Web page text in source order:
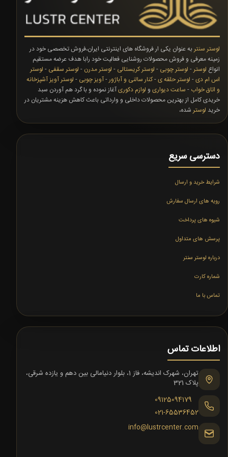
لوستر سنتر به عنوان یکی ار فروشگاه های اینترنتی ایران،فروش تخصصی خود در
زمینه معرفی و فروش محصولات روشنایی فعالیت خود رابا هدف عرضه مستقیم
انواع لوستر - لوستر چوبی - لوستر کریستالی - لوستر مدرن - لوستر سقفی - لوستر
اس ام دی- لوستر حلقه ی-کنار سالنی و آباژور-آویز چوبی - لوستر آویز آشپزخانه
و اتاق خواب - ساعت دیواری و لوازم دکوریآغاز نموده و با گرد هم آوردن سبد
خریدی کامل از بهترین محصولات داخلی و وارداتی باعث کاهش هزینه مشتریان در
خرید لوستر شده،
دسترسی سریع
شرایط خرید و ارسال
رویه های ارسال سفارش
شیوه های پرداخت
پرسش های متداول
درباره لوستر سنتر
شماره کارت
تماس با ما
اطلاعات تماس
تهران، شهرک اندیشه، فاز 1، بلوار دنیامالی بین دهم و یازده شرقی،
پلاک 321
09125094179
021-65536452
info@lustrcenter.com